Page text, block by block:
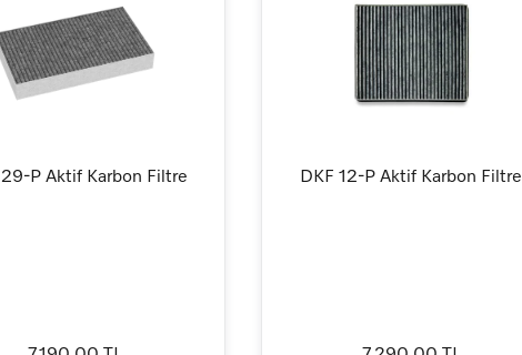
29-P Aktif Karbon Filtre DKF 12-P Aktif Karbon Filtre